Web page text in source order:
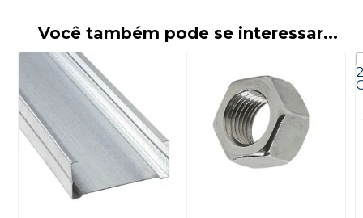
Você também pode se interessar...